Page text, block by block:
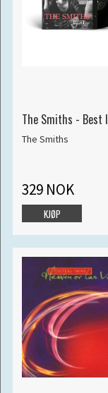
The Smiths - Best I
The Smiths
329 NOK
KJØP